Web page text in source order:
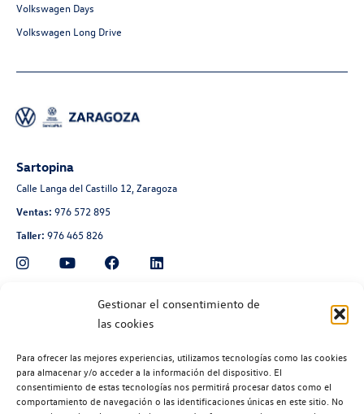
Gestionar el consentimiento de
las cookies
Para ofrecer las mejores experiencias, utilizamos tecnologías como las cookies
para almacenar y/o acceder a la información del dispositivo. El
consentimiento de estas tecnologías nos permitirá procesar datos como el
comportamiento de navegación o las identificaciones únicas en este sitio. No
Volkswagen Days
Volkswagen Long Drive
Sartopina
Calle Langa del Castillo 12, Zaragoza
Ventas: 976 572 895
Taller: 976 465 826
Automoción Aragonesa
Avenida de Navarra 135, Zaragoza
Taller:976 300 563
Recambios:976 300 564